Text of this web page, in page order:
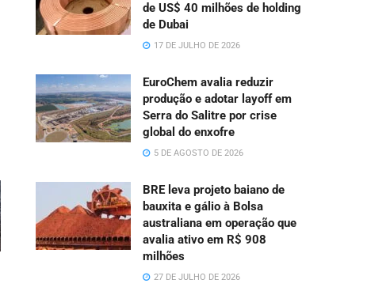
de US$ 40 milhões de holding
de Dubai
17 DE JULHO DE 2026
EuroChem avalia reduzir
produção e adotar layoff em
Serra do Salitre por crise
global do enxofre
5 DE AGOSTO DE 2026
BRE leva projeto baiano de
bauxita e gálio à Bolsa
australiana em operação que
avalia ativo em R$ 908
milhões
27 DE JULHO DE 2026